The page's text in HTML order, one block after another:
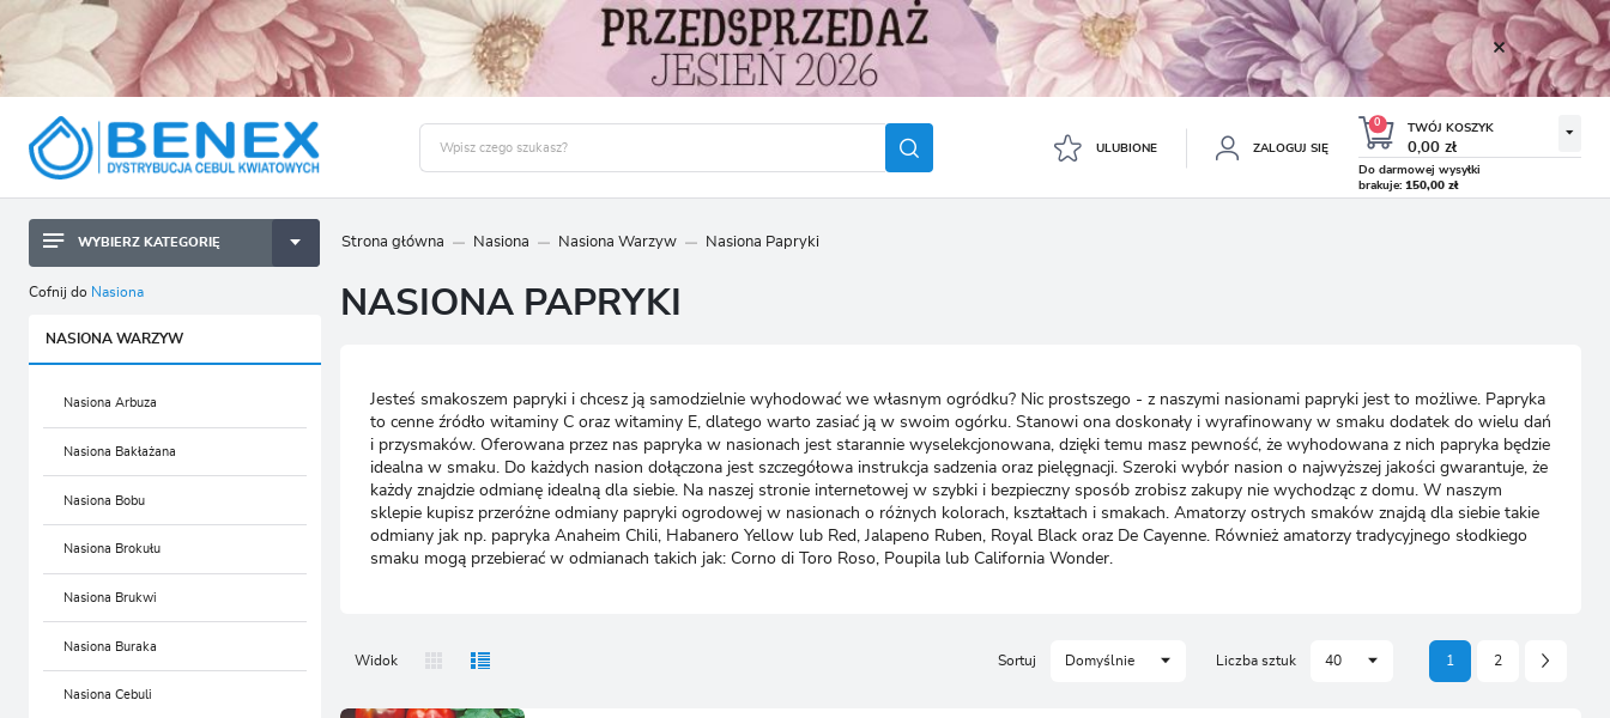
BYLINY SADZONKI BULWY
CEBULKI KWIATOWE
CEBULA DYMKA
CEBULKI I SADZONKI WARZYW
SADZONKI TRAW OZDOBNYCH
SADZONKI RÓŻ
SADZONKI ROŚLIN
OZDOBNYCH
AKCESORIA OGRODNICZE
SADZONKI ROŚLIN
OWOCOWYCH
ULUBIONE ZALOGUJ SIĘ
ZALOGUJ SIĘ
Zapomniałem hasła
ZALOGUJ SIĘ
podgląd historii zakupów
brak konieczności wprowadzania swoich danych przy kolejnych zakupach
możliwość otrzymania rabatów i kuponów promocyjnych
REJESTRACJA
0 TWÓJ KOSZYK
0,00 zł
Do darmowej wysyłki
brakuje: 150,00 zł
WYBIERZ KATEGORIĘ
NASIONA
CEBULA DYMKA
CEBULKI I SADZONKI WARZYW
SADZONKI TRAW OZDOBNYCH
SADZONKI RÓŻ
SADZONKI ROŚLIN
OZDOBNYCH
AKCESORIA OGRODNICZE
Strona główna Nasiona Nasiona Warzyw Nasiona Papryki
Cofnij do Nasiona
NASIONA WARZYW
Nasiona Arbuza
Nasiona Bakłażana
Nasiona Bobu
Nasiona Brokułu
Nasiona Brukwi
Nasiona Buraka
Nasiona Cebuli
NASIONA PAPRYKI
Jesteś smakoszem papryki i chcesz ją samodzielnie wyhodować we własnym ogródku? Nic prostszego - z naszymi nasionami papryki jest to możliwe. Papryka
to cenne źródło witaminy C oraz witaminy E, dlatego warto zasiać ją w swoim ogórku. Stanowi ona doskonały i wyrafinowany w smaku dodatek do wielu dań
i przysmaków. Oferowana przez nas papryka w nasionach jest starannie wyselekcjonowana, dzięki temu masz pewność, że wyhodowana z nich papryka będzie
idealna w smaku. Do każdych nasion dołączona jest szczegółowa instrukcja sadzenia oraz pielęgnacji. Szeroki wybór nasion o najwyższej jakości gwarantuje, że
każdy znajdzie odmianę idealną dla siebie. Na naszej stronie internetowej w szybki i bezpieczny sposób zrobisz zakupy nie wychodząc z domu. W naszym
sklepie kupisz przeróżne odmiany papryki ogrodowej w nasionach o różnych kolorach, kształtach i smakach. Amatorzy ostrych smaków znajdą dla siebie takie
odmiany jak np. papryka Anaheim Chili, Habanero Yellow lub Red, Jalapeno Ruben, Royal Black oraz De Cayenne. Również amatorzy tradycyjnego słodkiego
smaku mogą przebierać w odmianach takich jak: Corno di Toro Roso, Poupila lub California Wonder.
Widok Sortuj Domyślnie Liczba sztuk 40 1 2